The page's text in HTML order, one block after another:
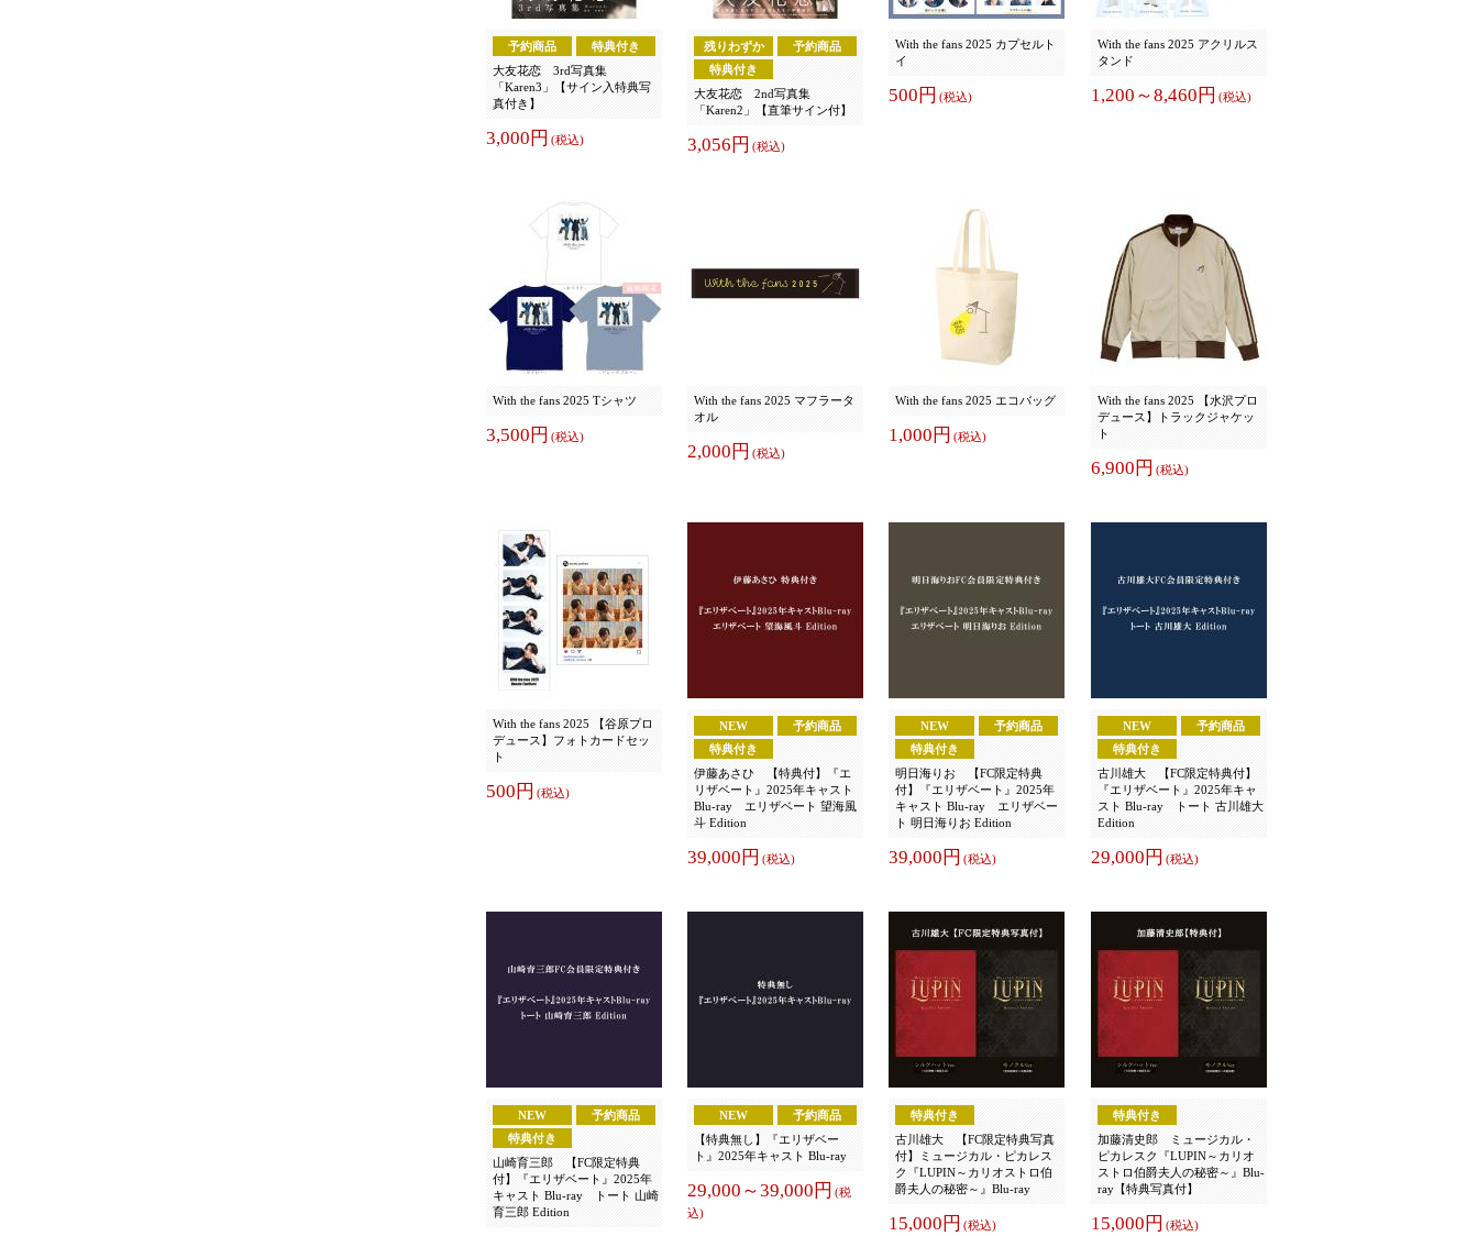
予約商品
特典付き
大友花恋 3rd写真集
「Karen3」【サイン入特典写
真付き】
3,000円 (税込)
残りわずか
予約商品
特典付き
大友花恋 2nd写真集
「Karen2」【直筆サイン付】
3,056円 (税込)
With the fans 2025 カプセルト
イ
500円 (税込)
With the fans 2025 アクリルス
タンド
1,200～8,460円 (税込)
With the fans 2025 Tシャツ
3,500円 (税込)
With the fans 2025 マフラータ
オル
2,000円 (税込)
With the fans 2025 エコバッグ
1,000円 (税込)
With the fans 2025 【水沢プロ
デュース】トラックジャケッ
ト
6,900円 (税込)
With the fans 2025 【谷原プロ
デュース】フォトカードセッ
ト
500円 (税込)
NEW
予約商品
特典付き
伊藤あさひ 【特典付】『エ
リザベート』2025年キャスト
Blu-ray エリザベート 望海風
斗 Edition
39,000円 (税込)
NEW
予約商品
特典付き
明日海りお 【FC限定特典
付】『エリザベート』2025年
キャスト Blu-ray エリザベー
ト 明日海りお Edition
39,000円 (税込)
NEW
予約商品
特典付き
古川雄大 【FC限定特典付】
『エリザベート』2025年キャ
スト Blu-ray トート 古川雄大
Edition
29,000円 (税込)
NEW
予約商品
特典付き
山崎育三郎 【FC限定特典
付】『エリザベート』2025年
キャスト Blu-ray トート 山崎
育三郎 Edition
NEW
予約商品
【特典無し】『エリザベー
ト』2025年キャスト Blu-ray
29,000～39,000円 (税
込)
特典付き
古川雄大 【FC限定特典写真
付】ミュージカル・ピカレス
ク『LUPIN～カリオストロ伯
爵夫人の秘密～』Blu-ray
15,000円 (税込)
特典付き
加藤清史郎 ミュージカル・
ピカレスク『LUPIN～カリオ
ストロ伯爵夫人の秘密～』Blu-
ray【特典写真付】
15,000円 (税込)